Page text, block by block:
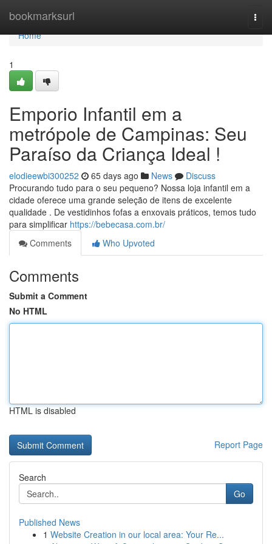
bookmarksurl
Home
Home
1
Emporio Infantil em a
metrópole de Campinas: Seu
Paraíso da Criança Ideal !
elodieewbi300252 65 days ago News
Discuss
Procurando tudo para o seu pequeno? Nossa loja infantil em a
cidade oferece uma grande seleção de itens de excelente
qualidade . De vestidinhos fofas a enxovais práticos, temos tudo
para simplificar https://bebecasa.com.br/
Comments
Who Upvoted
Comments
Submit a Comment
No HTML
HTML is disabled
Report Page
Search
Go
Published News
1 Website Creation in our local area: Your Re...